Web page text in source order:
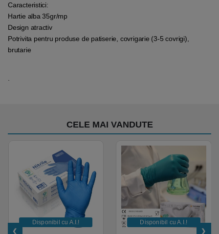
Caracteristici:
Hartie alba 35gr/mp
Design atractiv
Potrivita pentru produse de patiserie, covrigarie (3-5 covrigi),
brutarie
CELE MAI VANDUTE
Disponibil cu A.I.​! Disponibil cu A.I.​!